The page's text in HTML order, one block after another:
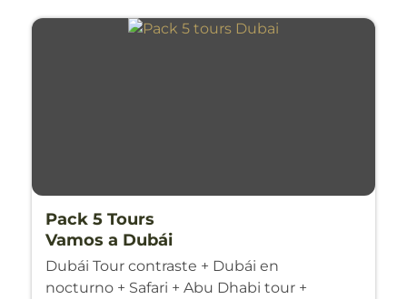
Pack 5 Tours
Vamos a Dubái
Dubái Tour contraste + Dubái en
nocturno + Safari + Abu Dhabi tour +